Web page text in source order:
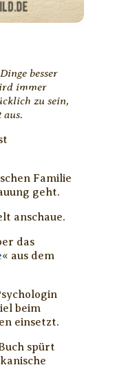
besser
immer
zu sein,
aus.
Familie
geht.
anschaue.
das
« aus dem
beim
einsetzt.
spürt